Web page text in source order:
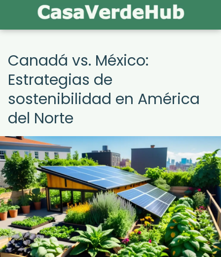
Canadá vs. México:
Estrategias de
sostenibilidad en América
del Norte